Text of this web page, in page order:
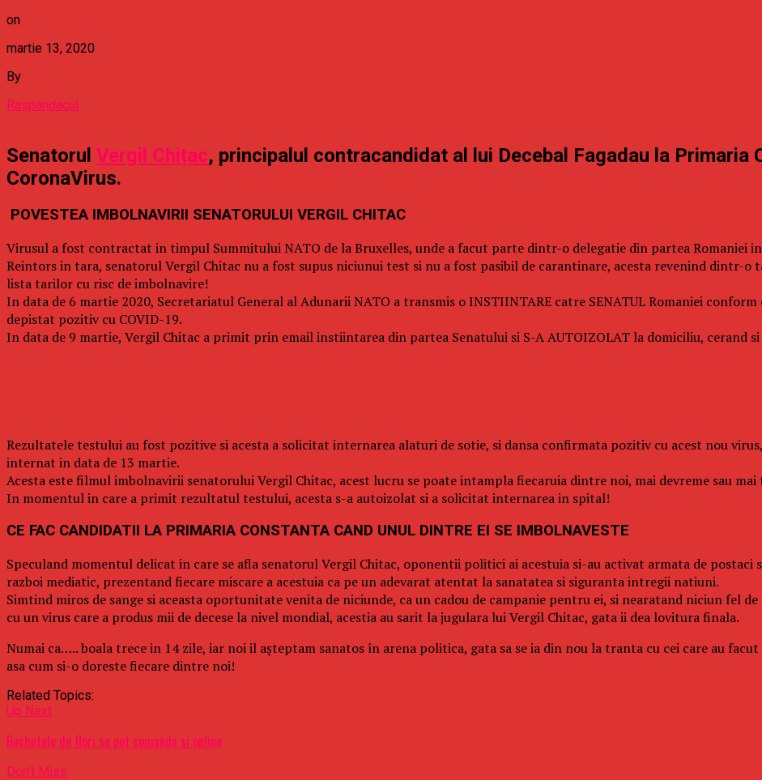
on
martie 13, 2020
By
Raspandacul
Senatorul Vergil Chițac, principalul contracandidat al lui Decebal Fagadau la Primaria
CoronaVirus.
POVESTEA IMBOLNAVIRII SENATORULUI VERGIL CHITAC
Virusul a fost contractat in timpul Summitului NATO de la Bruxelles, unde a facut parte dintr-o delegatie din partea Romaniei
Reintors in tara, senatorul Vergil Chitac nu a fost supus niciunui test si nu a fost pasibil de carantinare, acesta revenind dintr-o
lista tarilor cu risc de imbolnavire!
In data de 6 martie 2020, Secretariatul General al Adunarii NATO a transmis o INSTIINTARE catre SENATUL Romaniei
depistat pozitiv cu COVID-19.
In data de 9 martie, Vergil Chitac a primit prin email instiintarea din partea Senatului si S-A AUTOIZOLAT la domiciliu, cerand
Rezultatele testului au fost pozitive si acesta a solicitat internarea alaturi de sotie, si dansa confirmata pozitiv cu acest nou
internat in data de 13 martie.
Acesta este filmul imbolnavirii senatorului Vergil Chitac, acest lucru se poate intampla fiecaruia dintre noi, mai devreme sau mai
In momentul in care a primit rezultatul testului, acesta s-a autoizolat si a solicitat internarea in spital!
CE FAC CANDIDATII LA PRIMARIA CONSTANTA CAND UNUL DINTRE EI SE IMBOLNAVESTE
Speculand momentul delicat in care se afla senatorul Vergil Chitac, oponentii politici ai acestuia si-au activat armata de postaci
razboi mediatic, prezentand fiecare miscare a acestuia ca pe un adevarat atentat la sanatatea si siguranta intregii natiuni.
Simtind miros de sange si aceasta oportunitate venita de niciunde, ca un cadou de campanie pentru ei, si nearatand niciun fel
cu un virus care a produs mii de decese la nivel mondial, acestia au sarit la jugulara lui Vergil Chitac, gata ii dea lovitura finala.
Numai ca….. boala trece in 14 zile, iar noi il așteptam sanatos în arena politica, gata sa se ia din nou la tranta cu cei care au
asa cum si-o doreste fiecare dintre noi!
Related Topics:
Up Next
Buchetele de flori se pot comanda si online
Don't Miss